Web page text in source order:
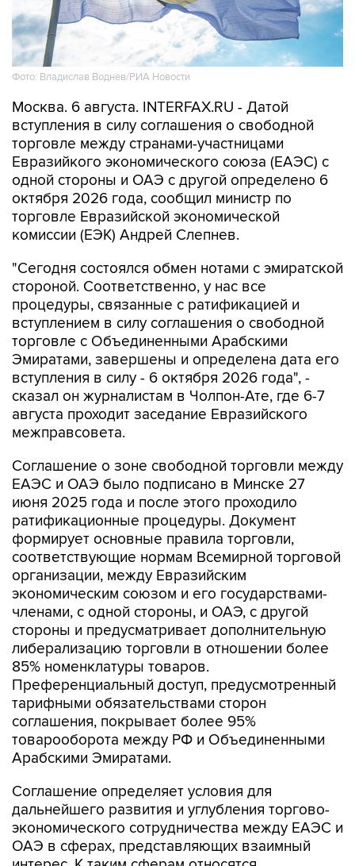
Фото: Владислав Воднев/РИА Новости
Москва. 6 августа. INTERFAX.RU - Датой
вступления в силу соглашения о свободной
торговле между странами-участницами
Евразийкого экономического союза (ЕАЭС) с
одной стороны и ОАЭ с другой определено 6
октября 2026 года, сообщил министр по
торговле Евразийской экономической
комиссии (ЕЭК) Андрей Слепнев.
"Сегодня состоялся обмен нотами с эмиратской
стороной. Соответственно, у нас все
процедуры, связанные с ратификацией и
вступлением в силу соглашения о свободной
торговле с Объединенными Арабскими
Эмиратами, завершены и определена дата его
вступления в силу - 6 октября 2026 года", -
сказал он журналистам в Чолпон-Ате, где 6-7
августа проходит заседание Евразийского
межправсовета.
Соглашение о зоне свободной торговли между
ЕАЭС и ОАЭ было подписано в Минске 27
июня 2025 года и после этого проходило
ратификационные процедуры. Документ
формирует основные правила торговли,
соответствующие нормам Всемирной торговой
организации, между Евразийским
экономическим союзом и его государствами-
членами, с одной стороны, и ОАЭ, с другой
стороны и предусматривает дополнительную
либерализацию торговли в отношении более
85% номенклатуры товаров.
Преференциальный доступ, предусмотренный
тарифными обязательствами сторон
соглашения, покрывает более 95%
товарооборота между РФ и Объединенными
Арабскими Эмиратами.
Соглашение определяет условия для
дальнейшего развития и углубления торгово-
экономического сотрудничества между ЕАЭС и
ОАЭ в сферах, представляющих взаимный